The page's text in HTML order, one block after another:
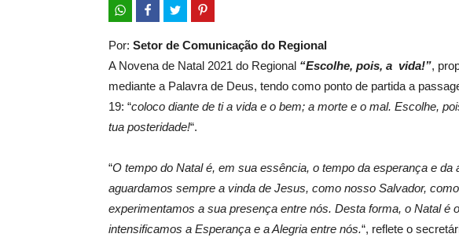
Por: Setor de Comunicação do Regional
A Novena de Natal 2021 do Regional “Escolhe, pois, a vida!”,
mediante a Palavra de Deus, tendo como ponto de partida a
19: “coloco diante de ti a vida e o bem; a morte e o mal. Escolhe,
tua posteridade!“.
“O tempo do Natal é, em sua essência, o tempo da esperança e da
aguardamos sempre a vinda de Jesus, como nosso Salvador,
experimentamos a sua presença entre nós. Desta forma, o Natal é
intensificamos a Esperança e a Alegria entre nós.“, reflete o